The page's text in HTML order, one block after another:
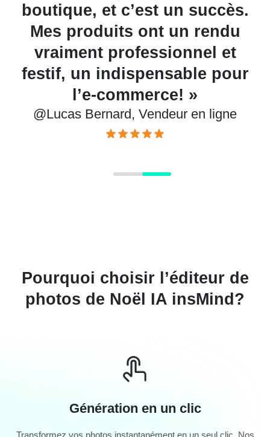
boutique, et c’est un succès.
Mes produits ont un rendu
vraiment professionnel et
festif, un indispensable pour
l’e-commerce! »
@Lucas Bernard, Vendeur en ligne
Pourquoi choisir l’éditeur de
photos de Noël IA insMind?
Génération en un clic